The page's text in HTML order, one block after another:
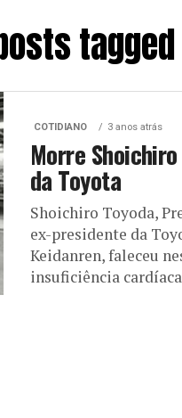
COTIDIANO 3 anos atrás
Morre
da Toyota
Shoichiro Toyoda,
ex-presidente da
Keidanren, faleceu
insuficiência